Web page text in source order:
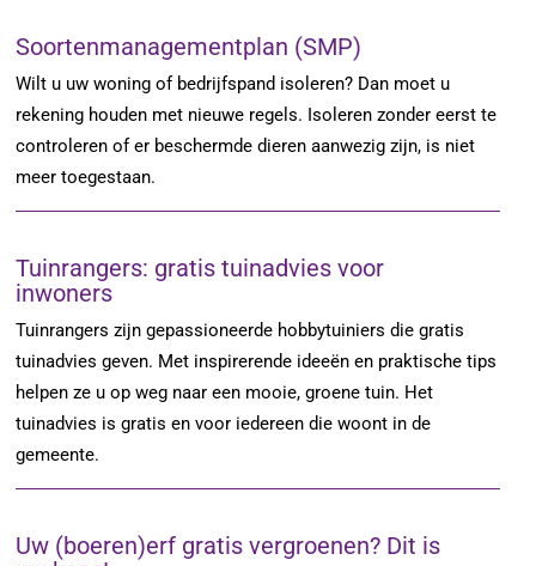
Soortenmanagementplan (SMP)
Wilt u uw woning of bedrijfspand isoleren? Dan moet u
rekening houden met nieuwe regels. Isoleren zonder eerst te
controleren of er beschermde dieren aanwezig zijn, is niet
meer toegestaan.
Tuinrangers: gratis tuinadvies voor
inwoners
Tuinrangers zijn gepassioneerde hobbytuiniers die gratis
tuinadvies geven. Met inspirerende ideeën en praktische tips
helpen ze u op weg naar een mooie, groene tuin. Het
tuinadvies is gratis en voor iedereen die woont in de
gemeente.
Uw (boeren)erf gratis vergroenen? Dit is